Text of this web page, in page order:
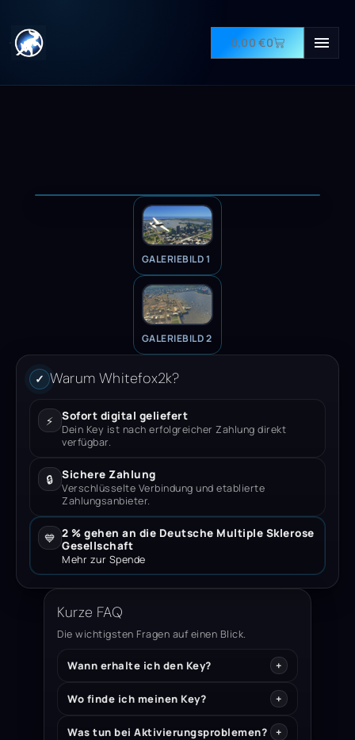
0,00€0
GALERIEBILD 1
GALERIEBILD 2
✓ Warum Whitefox2k?
⚡ Sofort digital geliefert
Dein Key ist nach erfolgreicher Zahlung direkt
verfügbar.
🔒 Sichere Zahlung
Verschlüsselte Verbindung und etablierte
Zahlungsanbieter.
💙 2 % gehen an die Deutsche Multiple Sklerose
Gesellschaft
Mehr zur Spende
Kurze FAQ
Die wichtigsten Fragen auf einen Blick.
Wann erhalte ich den Key?
Wo finde ich meinen Key?
Was tun bei Aktivierungsproblemen?